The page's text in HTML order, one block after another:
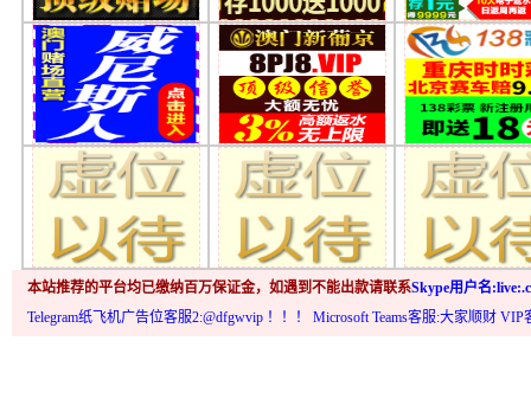
本站推荐的平台均已缴纳百万保证金，如遇到不能出款请联系Skype用户名
Telegram纸飞机广告位客服2:@dfgwvip ！！！ Microsoft Teams客服:大家顺财 VIP